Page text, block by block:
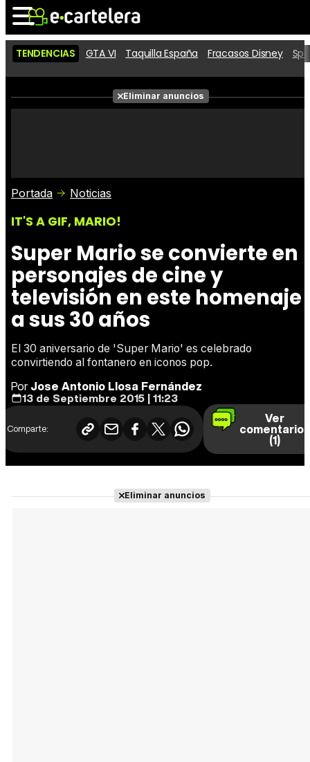
Noticias Cartelera
Críticas
TENDENCIAS GTA VI Taquilla España Fracasos Disney
Eliminar anuncios
Portada Noticias
IT'S A GIF, MARIO!
Super Mario se convierte en
personajes de cine y
televisión en este homenaje
a sus 30 años
El 30 aniversario de 'Super Mario' es celebrado
convirtiendo al fontanero en iconos pop.
PorJose Antonio Llosa Fernández
13 de Septiembre 2015 | 11:23
Comparte:
Ver
comentarios
(1)
Eliminar anuncios